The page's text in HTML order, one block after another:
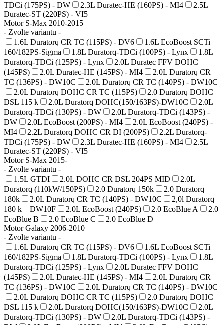
TDCi (175PS) - DW
2.3L Duratec-HE (160PS) - MI4
2.5L
Duratec-ST (220PS) - VI5
Motor S-Max 2010-2015
- Zvolte variantu -
1.6L Duratorq CR TC (115PS) - DV6
1.6L EcoBoost SCTi
160/182PS-Sigma
1.8L Duratorq-TDCi (100PS) - Lynx
1.8L
Duratorq-TDCi (125PS) - Lynx
2.0L Duratec FFV DOHC
(145PS)
2.0L Duratec-HE (145PS) - MI4
2.0L Duratorq CR
TC (136PS) - DW10C
2.0L Duratorq CR TC (140PS) - DW10C
2.0L Duratorq DOHC CR TC (115PS)
2.0 Duratorq DOHC
DSL 115 k
2.0L Duratorq DOHC(150/163PS)-DW10C
2.0L
Duratorq-TDCi (130PS) - DW
2.0L Duratorq-TDCi (143PS) -
DW
2.0L EcoBoost (200PS) - MI4
2.0L EcoBoost (240PS) -
MI4
2.2L Duratorq DOHC CR DI (200PS)
2.2L Duratorq-
TDCi (175PS) - DW
2.3L Duratec-HE (160PS) - MI4
2.5L
Duratec-ST (220PS) - VI5
Motor S-Max 2015-
- Zvolte variantu -
1.5L GTDI
2.0L DOHC CR DSL 204PS MID
2.0L
Duratorq (110kW/150PS)
2.0 Duratorq 150k
2.0 Duratorq
180k
2.0L Duratorq CR TC (140PS) - DW10C
2,0l Duratorq
180 k – DW10F
2.0L EcoBoost (240PS) 2.0 EcoBlue A
2.0
EcoBlue B
2.0 EcoBlue C
2.0 EcoBlue D
Motor Galaxy 2006-2010
- Zvolte variantu -
1.6L Duratorq CR TC (115PS) - DV6
1.6L EcoBoost SCTi
160/182PS-Sigma
1.8L Duratorq-TDCi (100PS) - Lynx
1.8L
Duratorq-TDCi (125PS) - Lynx
2.0L Duratec FFV DOHC
(145PS)
2.0L Duratec-HE (145PS) - MI4
2.0L Duratorq CR
TC (136PS) - DW10C
2.0L Duratorq CR TC (140PS) - DW10C
2.0L Duratorq DOHC CR TC (115PS)
2.0 Duratorq DOHC
DSL 115 k
2.0L Duratorq DOHC(150/163PS)-DW10C
2.0L
Duratorq-TDCi (130PS) - DW
2.0L Duratorq-TDCi (143PS) -